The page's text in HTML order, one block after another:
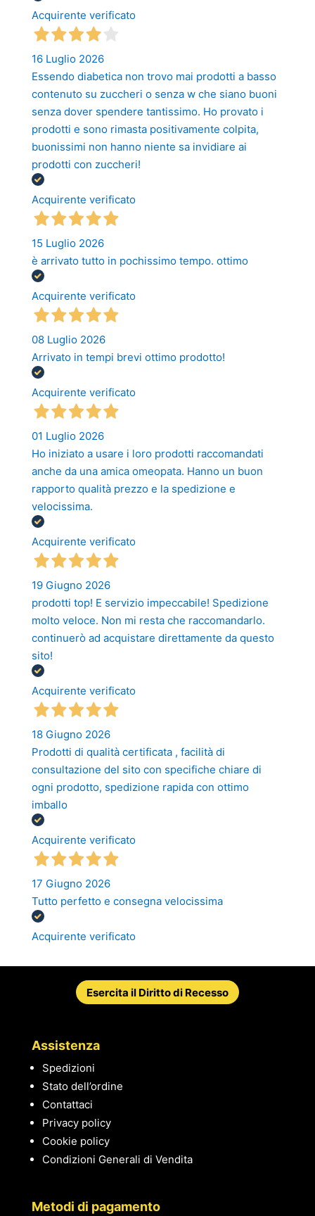
Acquirente verificato
16 Luglio 2026
Essendo diabetica non trovo mai prodotti a basso
contenuto su zuccheri o senza w che siano buoni
senza dover spendere tantissimo. Ho provato i
prodotti e sono rimasta positivamente colpita,
buonissimi non hanno niente sa invidiare ai
prodotti con zuccheri!
Acquirente verificato
15 Luglio 2026
è arrivato tutto in pochissimo tempo. ottimo
Acquirente verificato
08 Luglio 2026
Arrivato in tempi brevi ottimo prodotto!
Acquirente verificato
01 Luglio 2026
Ho iniziato a usare i loro prodotti raccomandati
anche da una amica omeopata. Hanno un buon
rapporto qualità prezzo e la spedizione e
velocissima.
Acquirente verificato
19 Giugno 2026
prodotti top! E servizio impeccabile! Spedizione
molto veloce. Non mi resta che raccomandarlo.
continuerò ad acquistare direttamente da questo
sito!
Acquirente verificato
18 Giugno 2026
Prodotti di qualità certificata , facilità di
consultazione del sito con specifiche chiare di
ogni prodotto, spedizione rapida con ottimo
imballo
Acquirente verificato
17 Giugno 2026
Tutto perfetto e consegna velocissima
Acquirente verificato
Esercita il Diritto di Recesso
Assistenza
Spedizioni
Stato dell’ordine
Contattaci
Privacy policy
Cookie policy
Condizioni Generali di Vendita
Metodi di pagamento